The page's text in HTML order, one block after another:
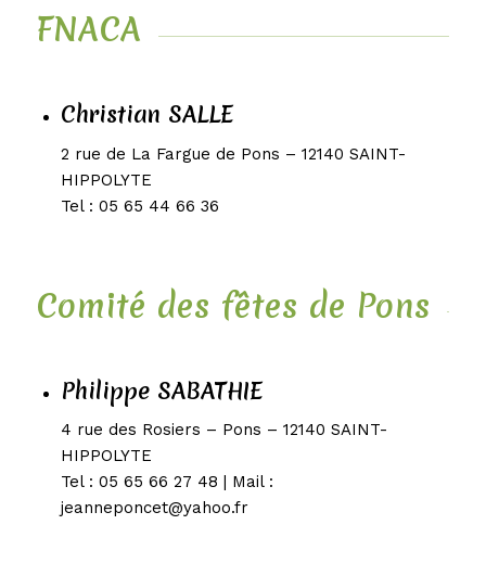
FNACA
Christian SALLE
2 rue de La Fargue de Pons – 12140 SAINT-
HIPPOLYTE
Tel : 05 65 44 66 36
Comité des fêtes de Pons
Philippe SABATHIE
4 rue des Rosiers – Pons – 12140 SAINT-
HIPPOLYTE
Tel : 05 65 66 27 48 | Mail :
jeanneponcet@yahoo.fr